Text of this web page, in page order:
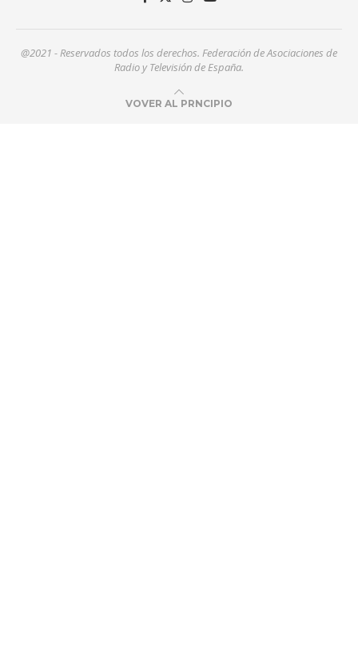
@2021 - Reservados todos los derechos. Federación de Asociaciones de
Radio y Televisión de España.
VOVER AL PRNCIPIO